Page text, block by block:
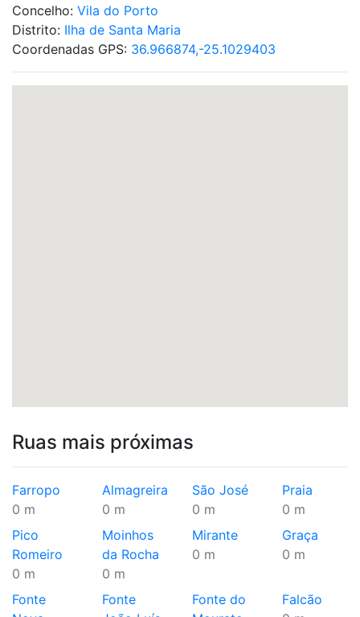
Concelho: Vila do Porto
Distrito: Ilha de Santa Maria
Coordenadas GPS: 36.966874,-25.1029403
Ruas mais próximas
Farropo
0 m
Almagreira
0 m
São José
0 m
Praia
0 m
Pico
Romeiro
0 m
Moinhos
da Rocha
0 m
Mirante
0 m
Graça
0 m
Fonte
Fonte
Fonte do
Falcão